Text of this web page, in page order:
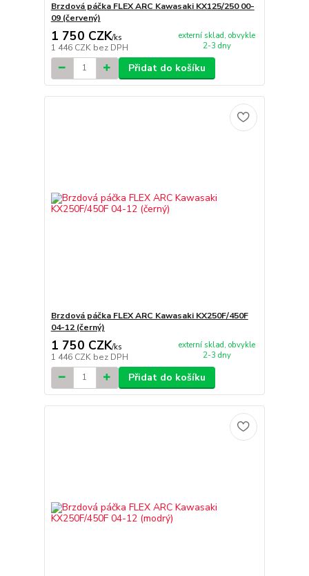
Brzdová páčka FLEX ARC Kawasaki KX125/250 00-
09 (červený)
1 750 CZK/ks
1 446 CZK bez DPH
externí sklad, obvykle
2-3 dny
Přidat do košíku
Brzdová páčka FLEX ARC Kawasaki KX250F/450F
04-12 (černý)
1 750 CZK/ks
1 446 CZK bez DPH
externí sklad, obvykle
2-3 dny
Přidat do košíku